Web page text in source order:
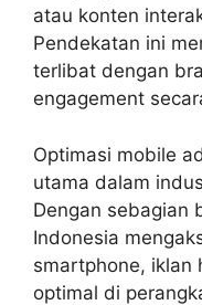
atau konten
Pendekatan ini
terlibat dengan
engagement
Optimasi mobile
utama dalam
Dengan sebagian
Indonesia
smartphone, iklan
optimal di